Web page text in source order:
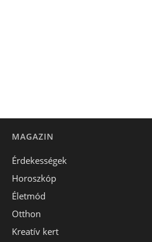
MAGAZIN
Érdekességek
Horoszkóp
Életmód
Otthon
Kreatív kert